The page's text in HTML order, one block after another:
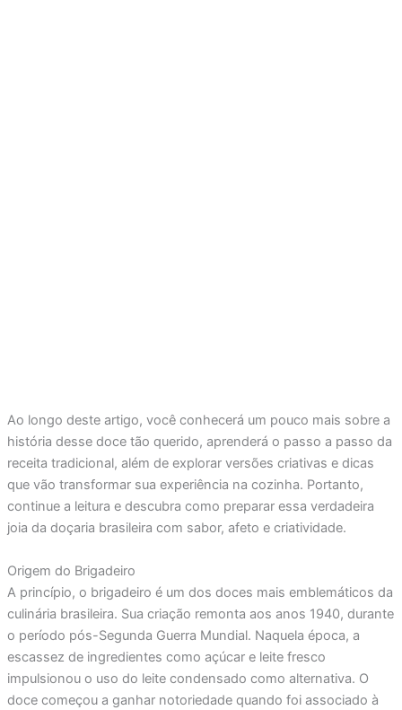
Ao longo deste artigo, você conhecerá um pouco mais sobre a
história desse doce tão querido, aprenderá o passo a passo da
receita tradicional, além de explorar versões criativas e dicas
que vão transformar sua experiência na cozinha. Portanto,
continue a leitura e descubra como preparar essa verdadeira
joia da doçaria brasileira com sabor, afeto e criatividade.
Origem do Brigadeiro
A princípio, o brigadeiro é um dos doces mais emblemáticos da
culinária brasileira. Sua criação remonta aos anos 1940, durante
o período pós-Segunda Guerra Mundial. Naquela época, a
escassez de ingredientes como açúcar e leite fresco
impulsionou o uso do leite condensado como alternativa. O
doce começou a ganhar notoriedade quando foi associado à